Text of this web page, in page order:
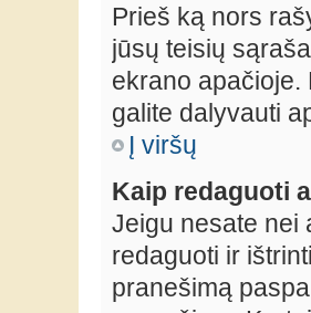
Prieš ką nors
jūsų teisių
ekrano apačioje.
galite dalyvauti
Į viršų
Kaip redaguoti
Jeigu nesate nei
redaguoti ir
pranešimą